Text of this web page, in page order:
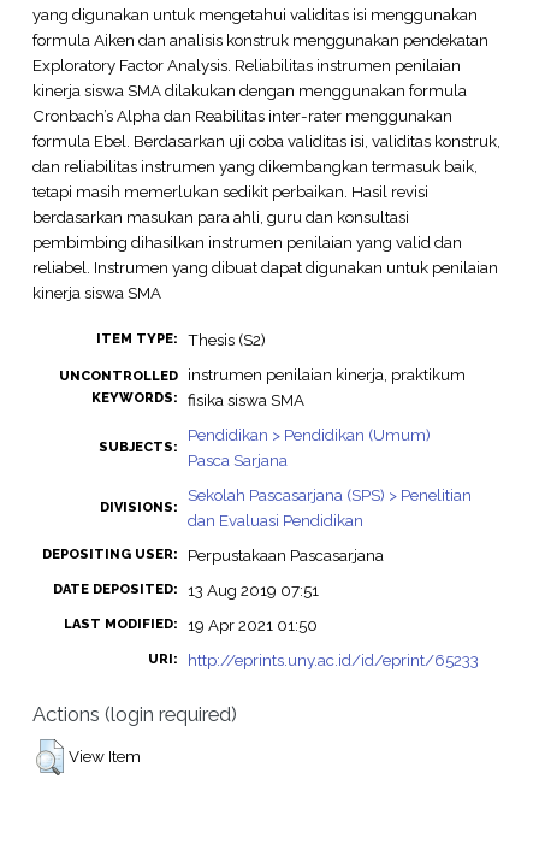
yang digunakan untuk mengetahui validitas isi menggunakan
formula Aiken dan analisis konstruk menggunakan pendekatan
Exploratory Factor Analysis. Reliabilitas instrumen penilaian
kinerja siswa SMA dilakukan dengan menggunakan formula
Cronbach’s Alpha dan Reabilitas inter-rater menggunakan
formula Ebel. Berdasarkan uji coba validitas isi, validitas konstruk,
dan reliabilitas instrumen yang dikembangkan termasuk baik,
tetapi masih memerlukan sedikit perbaikan. Hasil revisi
berdasarkan masukan para ahli, guru dan konsultasi
pembimbing dihasilkan instrumen penilaian yang valid dan
reliabel. Instrumen yang dibuat dapat digunakan untuk penilaian
kinerja siswa SMA
ITEM TYPE: Thesis (S2)
UNCONTROLLED
KEYWORDS:
instrumen penilaian kinerja, praktikum
fisika siswa SMA
SUBJECTS:
Pendidikan > Pendidikan (Umum)
Pasca Sarjana
DIVISIONS:
Sekolah Pascasarjana (SPS) > Penelitian
dan Evaluasi Pendidikan
DEPOSITING USER: Perpustakaan Pascasarjana
DATE DEPOSITED: 13 Aug 2019 07:51
LAST MODIFIED: 19 Apr 2021 01:50
URI: http://eprints.uny.ac.id/id/eprint/65233
Actions (login required)
View Item